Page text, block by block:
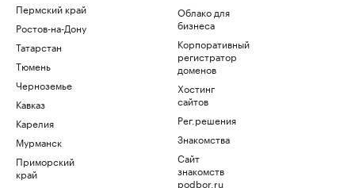
Пермский край
Ростов-на-Дону
Татарстан
Тюмень
Черноземье
Кавказ
Карелия
Мурманск
Приморский
край
Облако для
бизнеса
Корпоративный
регистратор
доменов
Хостинг
сайтов
Рег.решения
Знакомства
Сайт
знакомств
podbor.ru